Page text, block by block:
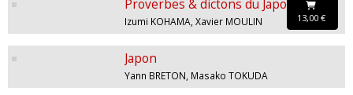
Proverbes & dictons du Japon
Izumi KOHAMA, Xavier MOULIN 13,00 €
Japon
Yann BRETON, Masako TOKUDA